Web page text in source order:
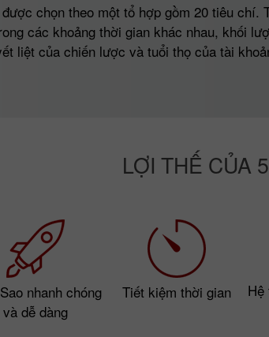
chọn theo một tổ hợp gồm 20 tiêu chí.
các khoảng thời gian khác nhau, khối
liệt của chiến lược và tuổi thọ của tài
LỢI THẾ CỦA
nhanh chóng
và dễ dàng
Tiết kiệm thời gian